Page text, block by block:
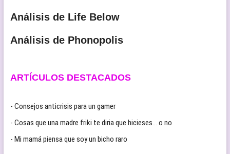
Análisis de Life Below
Análisis de Phonopolis
ARTÍCULOS DESTACADOS
- Consejos anticrisis para un gamer
- Cosas que una madre friki te diria que hicieses… o no
- Mi mamá piensa que soy un bicho raro